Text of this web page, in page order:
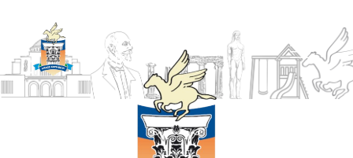
ΔΗΜΟΣ
ΚΟΡΙΝΘΙΩΝ